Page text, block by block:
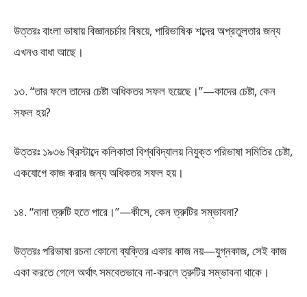
উত্তরঃ বাংলা ভাষায় বিজ্ঞানচর্চার বিষয়ে, পারিভাষিক শব্দের অপ্রতুলতার জন্য
এখনও বাধা আছে।
১৩. “তার ফলে তাদের চেষ্টা অধিকতর সফল হয়েছে।”—কাদের চেষ্টা, কেন
সফল হয়?
উত্তরঃ ১৯৩৬ খ্রিস্টাব্দে কলিকাতা বিশ্ববিদ্যালয় নিযুক্ত পরিভাষা সমিতির চেষ্টা,
একযোগে কাজ করার জন্য অধিকতর সফল হয়।
১৪. “নানা ত্রুটি হতে পারে।”—কীসে, কেন ত্রুটির সম্ভাবনা?
উত্তরঃ পরিভাষা রচনা কোনো ব্যক্তির একার কাজ নয়—যুগ্নকাজ, সেই কাজ
একা করতে গেলে অর্থাৎ সমবেতভাবে না-করলে ত্রুটির সম্ভাবনা থাকে।